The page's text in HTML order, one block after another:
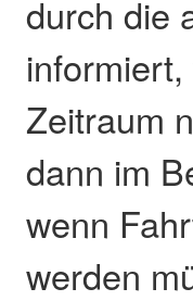
durch die
Zeitraum
dann im
wenn
werden